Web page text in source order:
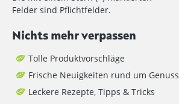
Felder sind Pflichtfelder.
Nichts mehr verpassen
Tolle Produktvorschläge
Frische Neuigkeiten rund um Genuss
Leckere Rezepte, Tipps & Tricks